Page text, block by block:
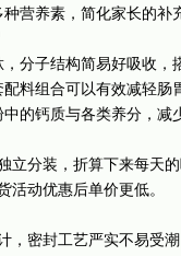
营养素，简化家长的补
分子结构简易好吸收，
料组合可以有效减轻肠
的钙质与各类养分，减
立分装，折算下来每天
活动优惠后单价更低。
，密封工艺严实不易受